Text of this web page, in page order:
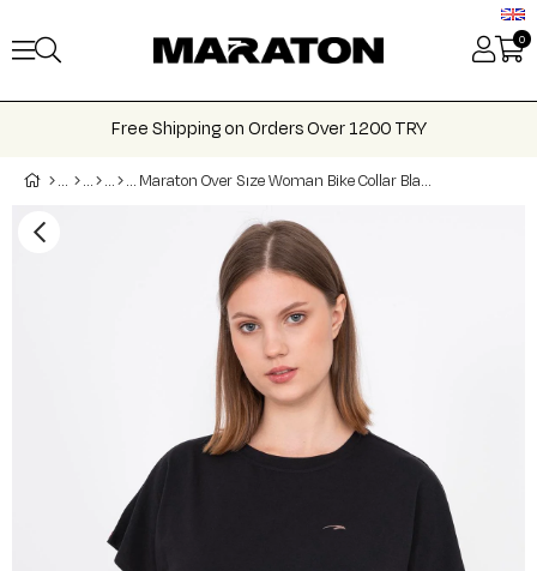
0
Free Shipping on Orders Over 1200 TRY
Maraton Over Sıze Woman Bike Collar Black Light Anthracite T Shırt 21213